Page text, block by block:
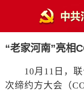
“老家河南”亮相
10月11日，联
次缔约方大会（